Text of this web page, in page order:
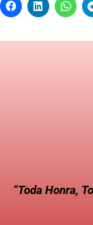
“Toda Honra,